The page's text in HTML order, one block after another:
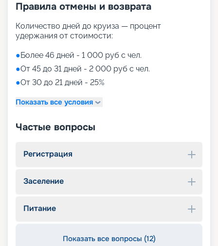
Правила отмены и возврата
Количество дней до круиза — процент
удержания от стоимости:
●Более 46 дней - 1 000 руб с чел.
●От 45 до 31 дней - 2 000 руб с чел.
●От 30 до 21 дней - 25%
Показать все условия
Частые вопросы
Регистрация
Заселение
Питание
Показать все вопросы (12)